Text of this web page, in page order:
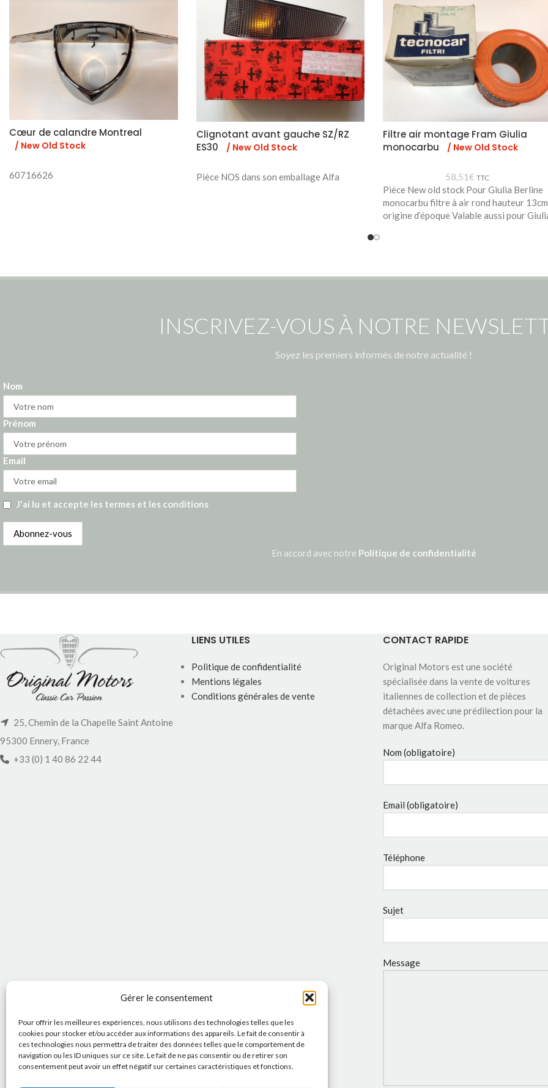
Gérer le consentement
Pour offrir les meilleures expériences, nous utilisons des technologies telles que les
cookies pour stocker et/ou accéder aux informations des appareils. Le fait de consentir à
ces technologies nous permettra de traiter des données telles que le comportement de
navigation ou les ID uniques sur ce site. Le fait de ne pas consentir ou de retirer son
consentement peut avoir un effet négatif sur certaines caractéristiques et fonctions.
Cœur de calandre Montreal
/ New Old Stock
60716626
Clignotant avant gauche SZ/RZ
ES30
/ New Old Stock
Pièce NOS dans son emballage Alfa
Filtre air montage Fram Giulia
monocarbu
/ New Old Stock
58,51€ TTC
Pièce New old stock Pour Giulia Berline
monocarbu filtre à air rond hauteur 13cm
origine d’époque Valable aussi pour
INSCRIVEZ-VOUS À NOTRE
Soyez les premiers informés de notre actualité !
Nom
Prénom
Email
J'ai lu et accepte les termes et les conditions
En accord avec notre Politique de confidentialité
25, Chemin de la Chapelle Saint Antoine
95300 Ennery, France
+33 (0) 1 40 86 22 44
LIENS UTILES
Politique de confidentialité
Mentions légales
Conditions générales de vente
CONTACT RAPIDE
Original Motors est une société
spécialisée dans la vente de voitures
italiennes de collection et de pièces
détachées avec une prédilection pour la
marque Alfa Romeo.
Nom (obligatoire)
Email (obligatoire)
Téléphone
Sujet
Message